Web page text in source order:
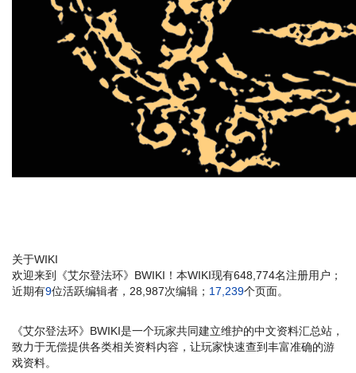
关于WIKI
欢迎来到《艾尔登法环》BWIKI！本WIKI现有648,774名注册用户；
近期有9位活跃编辑者，28,987次编辑； 17,239个页面。
《艾尔登法环》BWIKI是一个玩家共同建立维护的中文资料汇总站，
致力于无偿提供各类相关资料内容，让玩家快速查到丰富准确的游
戏资料。